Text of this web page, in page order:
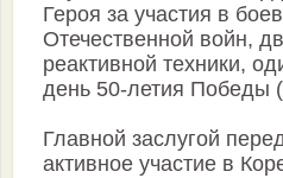
Героя за участия в
Отечественной войн,
реактивной техники,
день 50-летия Победы
Главной заслугой
активное участие в